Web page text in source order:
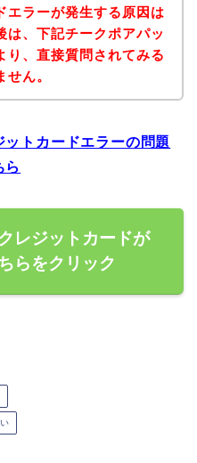
エラーが発生する原因は
は、下記チークポアパッ
り、直接質問されてみる
ん。
トカードエラーの問題
ら
レジットカードが
らをクリック